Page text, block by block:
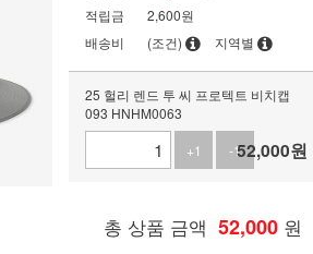
적립금
2,600원
배송비
(조건) 지역별
25 헐리 렌드 투 씨 프로텍트 비치캡
093 HNHM0063
+1
-152,000원
총 상품 금액 52,000 원